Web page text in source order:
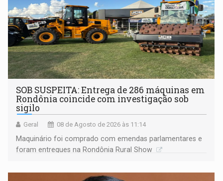
SOB SUSPEITA: Entrega de 286 máquinas em
Rondônia coincide com investigação sob
sigilo
Geral 08 de Agosto de 2026 às 11:14
Maquinário foi comprado com emendas parlamentares e
foram entregues na Rondônia Rural Show